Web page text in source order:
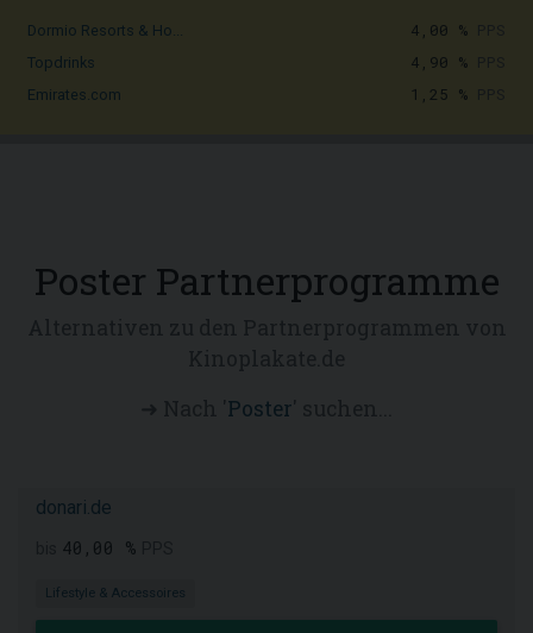
Dormio Resorts & Ho... 4,00 %
Topdrinks 4,90 %
Emirates.com 1,25 %
Poster Partnerprogramme
Poster
donari.de
40,00 %
Lifestyle & Accessoires